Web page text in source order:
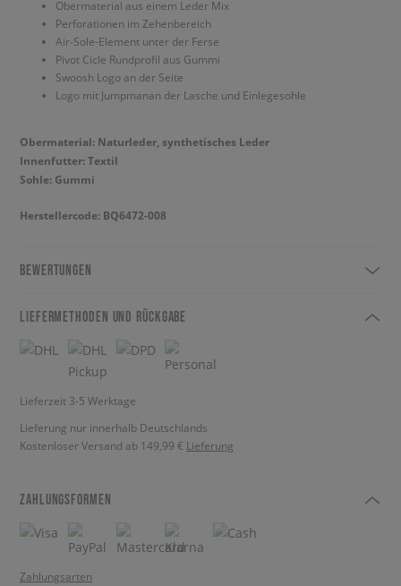
Obermaterial aus einem Leder Mix
Perforationen im Zehenbereich
Air-Sole-Element unter der Ferse
Pivot Cicle Rundprofil aus Gummi
Swoosh Logo an der Seite
Logo mit Jumpmanan der Lasche und Einlegesohle
Obermaterial: Naturleder, synthetisches Leder
Innenfutter: Textil
Sohle: Gummi
Herstellercode: BQ6472-008
BEWERTUNGEN
LIEFERMETHODEN UND RÜCKGABE
Lieferzeit 3-5 Werktage
Lieferung nur innerhalb Deutschlands
Kostenloser Versand ab 149,99 € Lieferung
ZAHLUNGSFORMEN
Zahlungsarten